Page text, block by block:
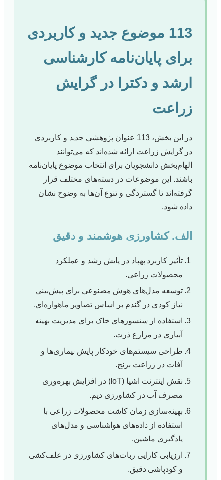
113 موضوع جدید و کاربردی
برای پایان‌نامه کارشناسی
ارشد و دکترا در گرایش
زراعت
در این بخش، 113 عنوان پژوهشی جدید و کاربردی
در گرایش زراعت ارائه شده‌اند که می‌توانند
الهام‌بخش دانشجویان برای انتخاب موضوع پایان‌نامه
باشند. این موضوعات در دسته‌های مختلف قرار
گرفته‌اند تا گستردگی و تنوع آن‌ها به وضوح نشان
داده شود.
الف. کشاورزی هوشمند و دقیق
تأثیر کاربرد پهپاد در پایش رشد و عملکرد
محصولات زراعی.
توسعه مدل‌های هوش مصنوعی برای پیش‌بینی
نیاز کودی در گندم بر اساس تصاویر ماهواره‌ای.
استفاده از سنسورهای خاک برای مدیریت بهینه
آبیاری در مزارع ذرت.
طراحی سیستم‌های خودکار پایش بیماری‌ها و
آفات در زراعت برنج.
نقش اینترنت اشیا (IoT) در افزایش بهره‌وری
مصرف آب در کشاورزی دیم.
بهینه‌سازی زمان کاشت محصولات زراعی با
استفاده از داده‌های هواشناسی و مدل‌های
یادگیری ماشین.
ارزیابی کارایی ربات‌های کشاورزی در علف‌کشی
و کودپاشی دقیق.